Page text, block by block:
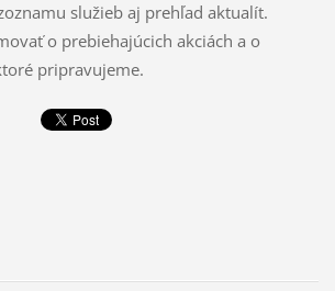
služieb aj prehľad aktualít.
o prebiehajúcich akciách a o
pripravujeme.